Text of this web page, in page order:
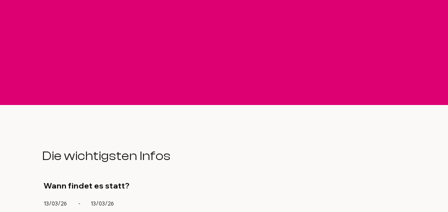
Die wichtigsten Infos
Wann findet es statt?
13/03/26 - 13/03/26